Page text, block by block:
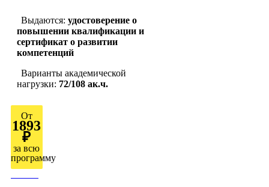
Выдаются: удостоверение о
повышении квалификации и
сертификат о развитии
компетенций
Варианты академической
нагрузки: 72/108 ак.ч.
От
1893
₽
за всю
программу